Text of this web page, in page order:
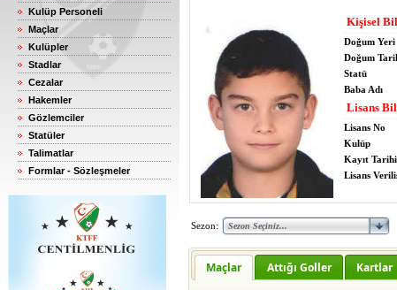
Kulüp Personeli
Maçlar
Kulüpler
Stadlar
Cezalar
Hakemler
Gözlemciler
Statüler
Talimatlar
Formlar - Sözleşmeler
Kişisel
Doğum Yeri
Doğum
Statü
Baba Adı
Lisans
Lisans No
Kulüp
Kayıt Tarihi
Lisans
Sezon:
Maçlar Attığı Goller Kartlar